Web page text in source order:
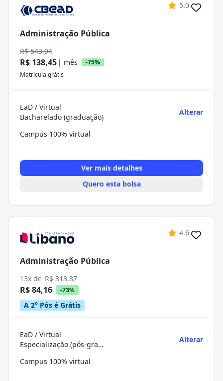
5.0
Administração Pública
R$ 543,94
R$ 138,45 | mês
-75%
Matrícula grátis
EaD / Virtual
Bacharelado (graduação)
Alterar
Campus 100% virtual
Ver mais detalhes
Quero esta bolsa
4.6
Administração Pública
13x de R$ 313,87
R$ 84,16 -73%
A 2° Pós é Grátis
EaD / Virtual
Especialização (pós-graduação)
Alterar
Campus 100% virtual